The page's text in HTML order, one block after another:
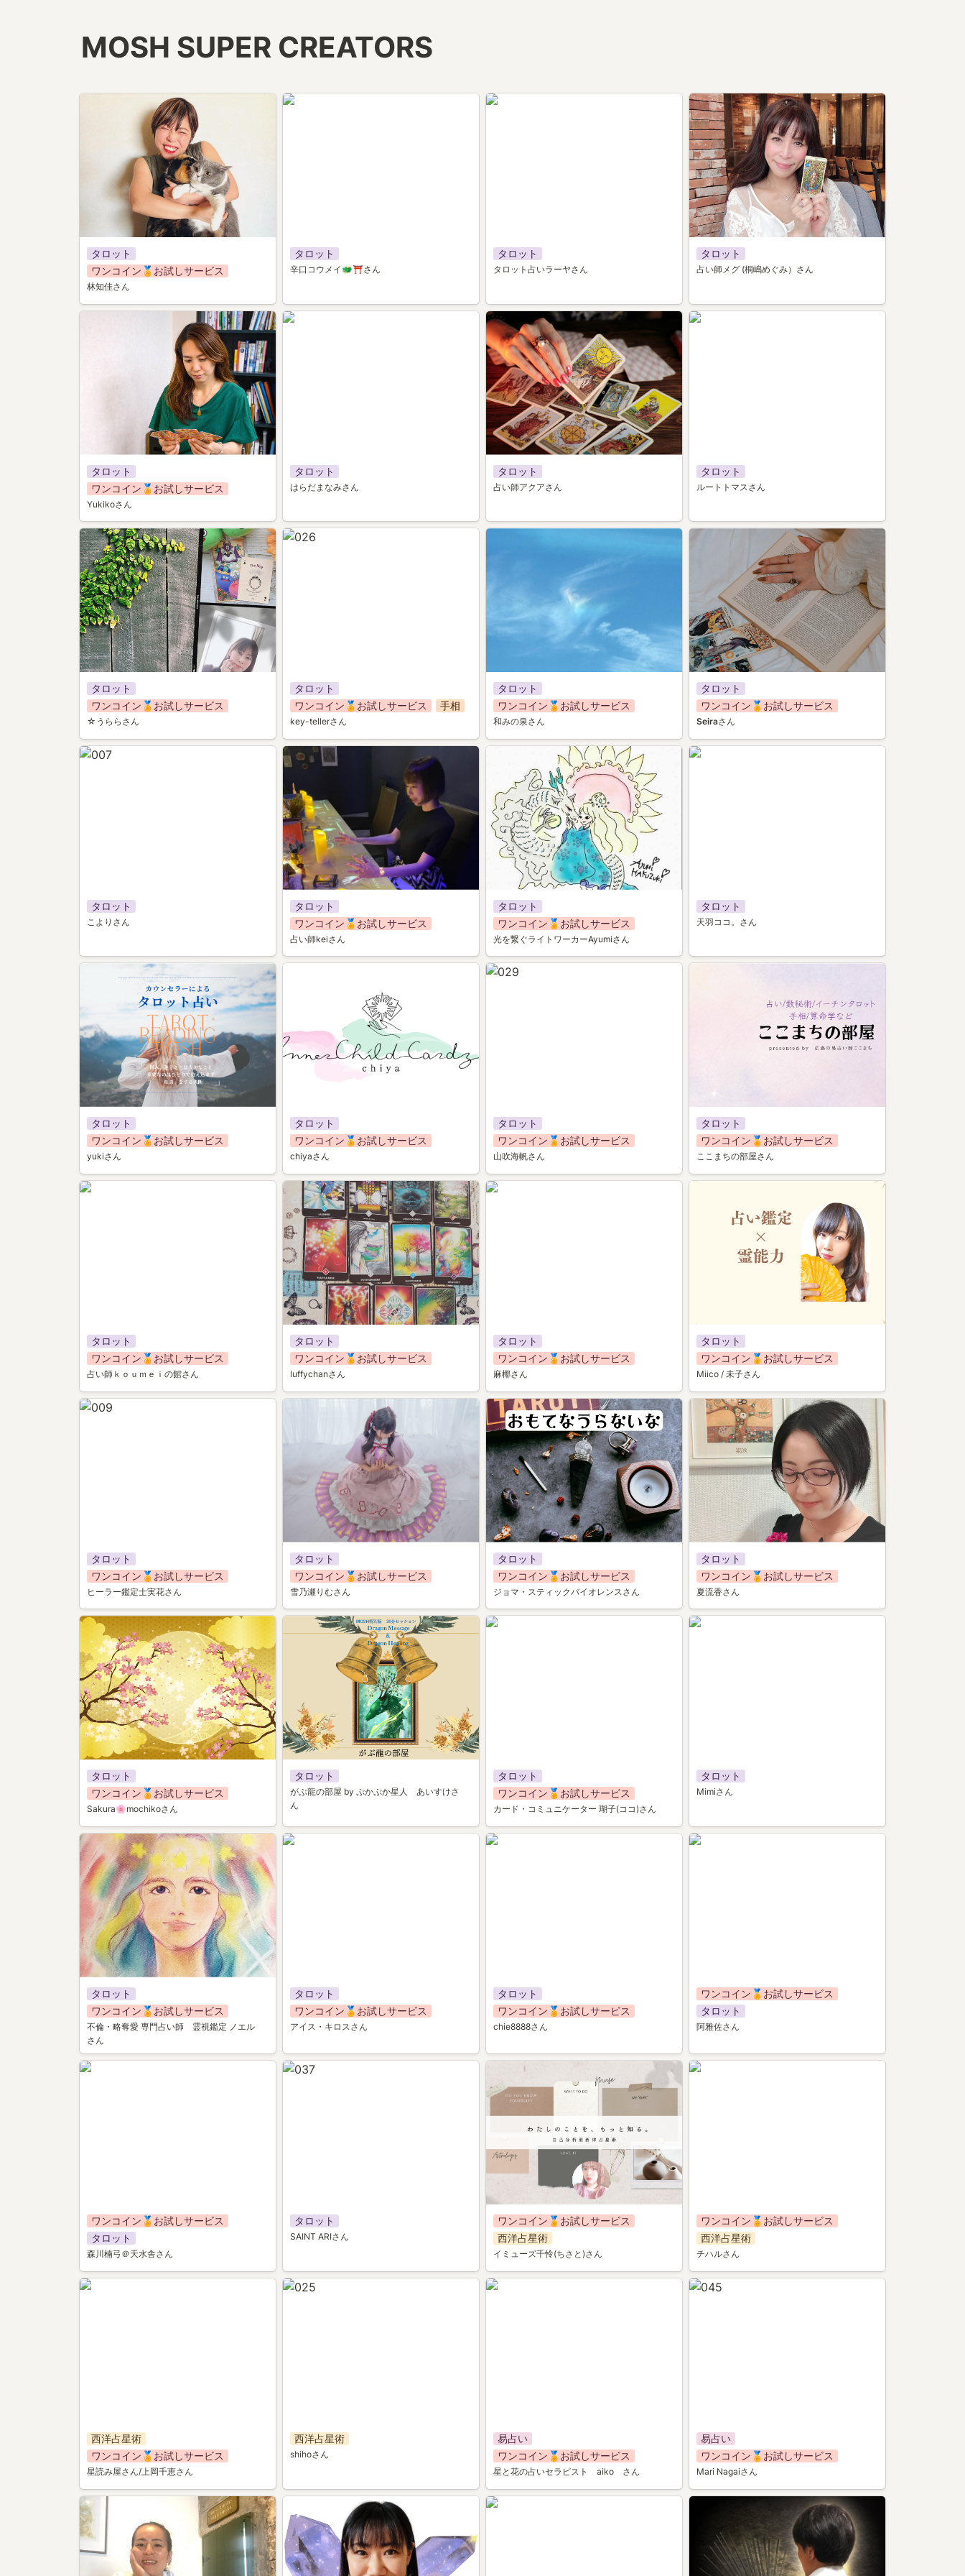
MOSH SUPER CREATORS
タロット
ワンコイン🏅お試しサービス
林知佳さん
053
タロット
辛口コウメイ🐲⛩さん
014
タロット
タロット占いラーヤさん
048
タロット
占い師メグ (桐嶋めぐみ）さん
タロット
ワンコイン🏅お試しサービス
Yukikoさん
020
タロット
はらだまなみさん
050
タロット
占い師アクアさん
006
タロット
ルートトマスさん
016
タロット
ワンコイン🏅お試しサービス
☆うららさん
026
タロット
ワンコイン🏅お試しサービス
手相
key-tellerさん
タロット
ワンコイン🏅お試しサービス
和みの泉さん
タロット
ワンコイン🏅お試しサービス
Seiraさん
007
タロット
こよりさん
017
タロット
ワンコイン🏅お試しサービス
占い師keiさん
タロット
ワンコイン🏅お試しサービス
光を繋ぐライトワーカーAyumiさん
052
タロット
天羽ココ。さん
タロット
ワンコイン🏅お試しサービス
yukiさん
タロット
ワンコイン🏅お試しサービス
chiyaさん
029
タロット
ワンコイン🏅お試しサービス
山吹海帆さん
タロット
ワンコイン🏅お試しサービス
ここまちの部屋さん
031
タロット
ワンコイン🏅お試しサービス
占い師ｋｏｕｍｅｉの館さん
004
タロット
ワンコイン🏅お試しサービス
luffychanさん
032
タロット
ワンコイン🏅お試しサービス
麻椰さん
タロット
ワンコイン🏅お試しサービス
Miico / 未子さん
009
タロット
ワンコイン🏅お試しサービス
ヒーラー鑑定士実花さん
タロット
ワンコイン🏅お試しサービス
雪乃瀬りむさん
033
タロット
ワンコイン🏅お試しサービス
ジョマ・スティックバイオレンスさん
021
タロット
ワンコイン🏅お試しサービス
夏流香さん
034
タロット
ワンコイン🏅お試しサービス
Sakura🌸mochikoさん
タロット
がぶ龍の部屋 by ぷかぷか星人　あいすけさ
ん
023
タロット
ワンコイン🏅お試しサービス
カード・コミュニケーター 瑚子(ココ)さん
002
タロット
Mimiさん
022
タロット
ワンコイン🏅お試しサービス
不倫・略奪愛 専門占い師　霊視鑑定 ノエル
さん
036
タロット
ワンコイン🏅お試しサービス
アイス・キロスさん
019
タロット
ワンコイン🏅お試しサービス
chie8888さん
005
ワンコイン🏅お試しサービス
タロット
阿雅佐さん
035
ワンコイン🏅お試しサービス
タロット
森川楠弓＠天水舎さん
037
タロット
SAINT ARIさん
ワンコイン🏅お試しサービス
西洋占星術
イミューズ千怜(ちさと)さん
046
ワンコイン🏅お試しサービス
西洋占星術
チハルさん
015
西洋占星術
ワンコイン🏅お試しサービス
星読み屋さん/上岡千恵さん
025
西洋占星術
shihoさん
039
易占い
ワンコイン🏅お試しサービス
星と花の占いセラピスト　aiko　さん
045
易占い
ワンコイン🏅お試しサービス
Mari Nagaiさん
041 043